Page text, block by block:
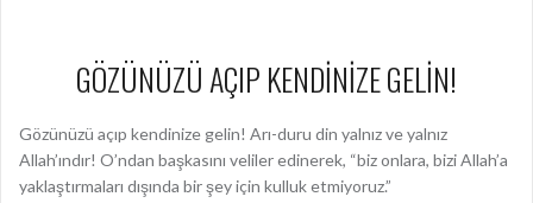
GÖZÜNÜZÜ AÇIP KENDİNİZE GELİN!
Gözünüzü açıp kendinize gelin! Arı-duru din yalnız ve yalnız
Allah’ındır! O’ndan başkasını veliler edinerek, “biz onlara, bizi Allah’a
yaklaştırmaları dışında bir şey için kulluk etmiyoruz.”